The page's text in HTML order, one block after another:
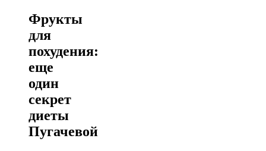
Фрукты
для
похудения:
еще
один
секрет
диеты
Пугачевой